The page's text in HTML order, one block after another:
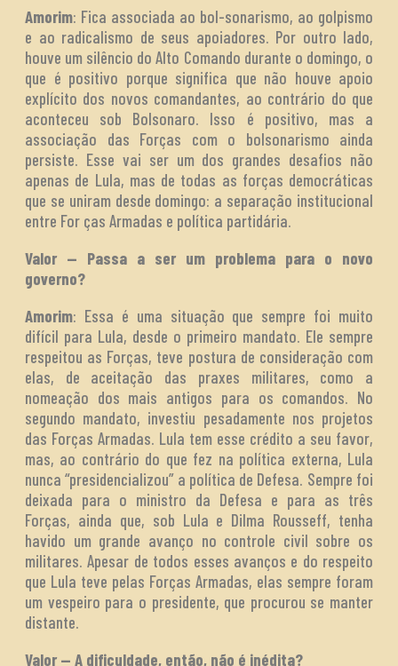
Amorim: Fica associada ao bol-sonarismo, ao golpismo
e ao radicalismo de seus apoiadores. Por outro lado,
houve um silêncio do Alto Comando durante o domingo, o
que é positivo porque significa que não houve apoio
explícito dos novos comandantes, ao contrário do que
aconteceu sob Bolsonaro. Isso é positivo, mas a
associação das Forças com o bolsonarismo ainda
persiste. Esse vai ser um dos grandes desafios não
apenas de Lula, mas de todas as forças democráticas
que se uniram desde domingo: a separação institucional
entre For ças Armadas e política partidária.
Valor — Passa a ser um problema para o novo
governo?
Amorim: Essa é uma situação que sempre foi muito
difícil para Lula, desde o primeiro mandato. Ele sempre
respeitou as Forças, teve postura de consideração com
elas, de aceitação das praxes militares, como a
nomeação dos mais antigos para os comandos. No
segundo mandato, investiu pesadamente nos projetos
das Forças Armadas. Lula tem esse crédito a seu favor,
mas, ao contrário do que fez na política externa, Lula
nunca “presidencializou” a política de Defesa. Sempre foi
deixada para o ministro da Defesa e para as três
Forças, ainda que, sob Lula e Dilma Rousseff, tenha
havido um grande avanço no controle civil sobre os
militares. Apesar de todos esses avanços e do respeito
que Lula teve pelas Forças Armadas, elas sempre foram
um vespeiro para o presidente, que procurou se manter
distante.
Valor — A dificuldade, então, não é inédita?